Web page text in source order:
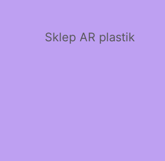
Sklep AR plastik